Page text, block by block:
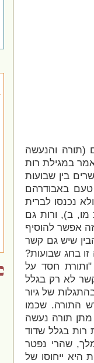
(תורה והנעשה
במגילת רות
בין שבועות
טעם באבודרהם
נכנסו לברית
ב), ורות גם
אפשר להוסיף
שיש גם קשר
זו בחג שבועות?
חסד על
לא רק בגלל
של גיור
התורה. שכמו
מתן תורה נעשה
רות בגלל שדוד
שהרי נפטר
היא ייחוסו של